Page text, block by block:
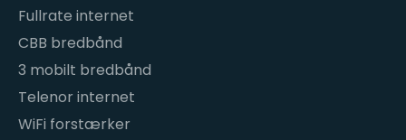
Fullrate internet
CBB bredbånd
3 mobilt bredbånd
Telenor internet
WiFi forstærker